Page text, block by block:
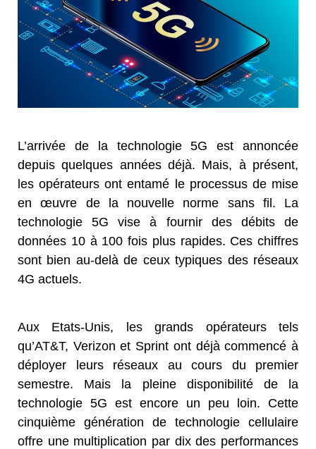
L’arrivée de la technologie 5G est annoncée
depuis quelques années déjà. Mais, à présent,
les opérateurs ont entamé le processus de mise
en œuvre de la nouvelle norme sans fil. La
technologie 5G vise à fournir des débits de
données 10 à 100 fois plus rapides. Ces chiffres
sont bien au-delà de ceux typiques des réseaux
4G actuels.
Aux Etats-Unis, les grands opérateurs tels
qu’AT&T, Verizon et Sprint ont déjà commencé à
déployer leurs réseaux au cours du premier
semestre. Mais la pleine disponibilité de la
technologie 5G est encore un peu loin. Cette
cinquième génération de technologie cellulaire
offre une multiplication par dix des performances